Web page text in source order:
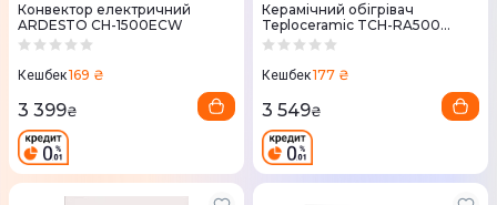
Конвектор електричний
ARDESTO СН-1500ECW
Кешбек169 ₴
3 399₴
Керамічний обігрівач
Teploceramic TCH-RA500
(беж)
Кешбек177 ₴
3 549₴